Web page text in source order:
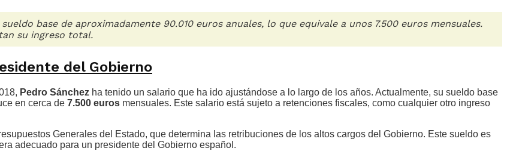
base de aproximadamente 90.010 euros anuales, lo que equivale a unos 7.500 euros mensuales.
su ingreso total.
del Gobierno
Pedro Sánchez ha tenido un salario que ha ido ajustándose a lo largo de los años. Actualmente, su sueldo base
en cerca de 7.500 euros mensuales. Este salario está sujeto a retenciones fiscales, como cualquier otro ingreso
Generales del Estado, que determina las retribuciones de los altos cargos del Gobierno. Este sueldo es
adecuado para un presidente del Gobierno español.